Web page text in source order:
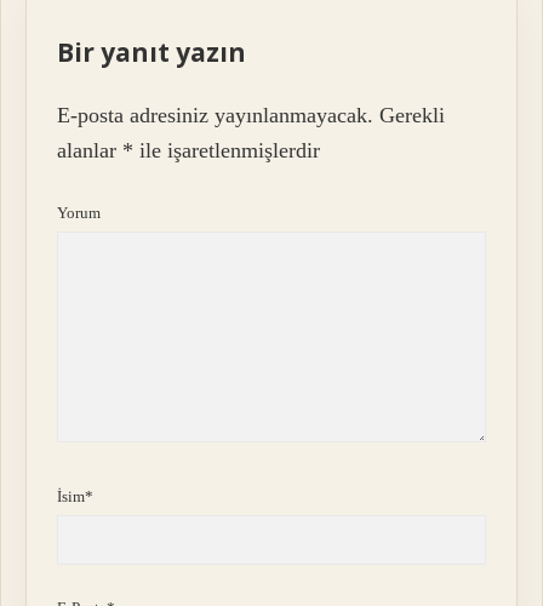
Bir yanıt yazın
E-posta adresiniz yayınlanmayacak. Gerekli
alanlar * ile işaretlenmişlerdir
Yorum
İsim*